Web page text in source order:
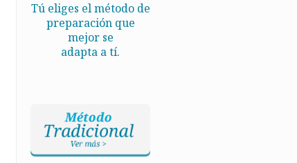
Tú eliges el método de
preparación que
mejor se
adapta a tí.